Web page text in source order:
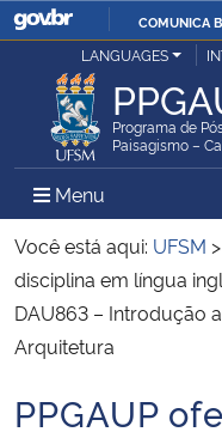
COMUNICA
Ministério da Justiça e
Ministério da Defesa
Ministério das Relações
Ministério da Economia
Ministério da Infraestrutura
LANGUAGES
Programa de
Paisagismo –
Menu Menu
Você está aqui: UFSM >
disciplina em língua
DAU863 – Introdução
Arquitetura
Início do conteúdo
PPGAUP